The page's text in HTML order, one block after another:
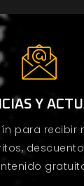
Y
para recibir